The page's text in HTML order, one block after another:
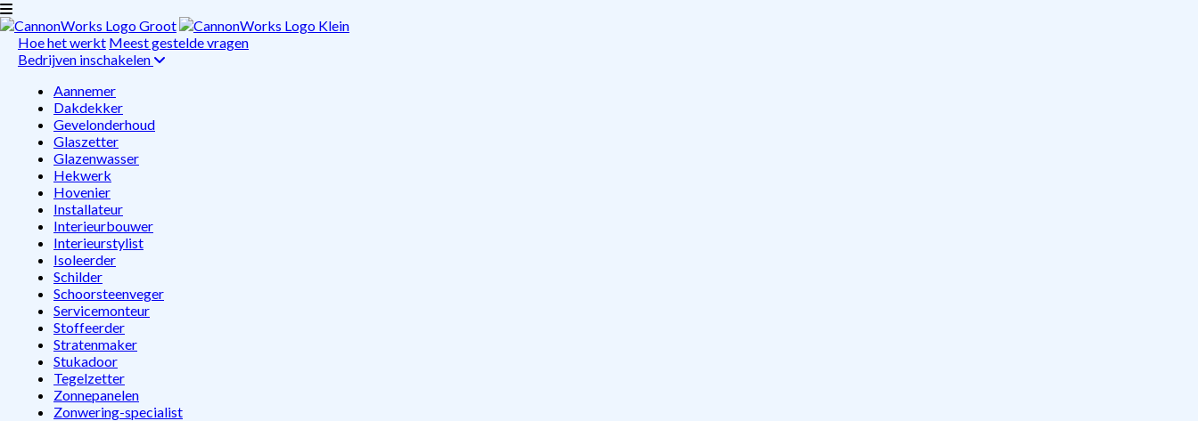
Hoe het werkt Meest gestelde vragen
Bedrijven inschakelen
Aannemer
Dakdekker
Gevelonderhoud
Glaszetter
Glazenwasser
Hekwerk
Hovenier
Installateur
Interieurbouwer
Interieurstylist
Isoleerder
Schilder
Schoorsteenveger
Servicemonteur
Stoffeerder
Stratenmaker
Stukadoor
Tegelzetter
Zonnepanelen
Zonwering-specialist